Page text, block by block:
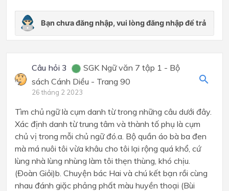
Câu hỏi 3
SGK Ngữ văn 7 tập 1 - Bộ
sách Cánh Diều - Trang 90
26 tháng 2 2023
Tìm chủ ngữ là cụm danh từ trong những câu dưới đây.
Xác định danh từ trung tâm và thành tố phụ là cụm
chủ vị trong mỗi chủ ngữ đó.a. Bộ quần áo bà ba đen
mà má nuôi tôi vừa khâu cho tôi lại rộng quá khổ, cứ
lùng nhà lùng nhùng làm tôi thẹn thùng, khó chịu.
(Đoàn Giỏi)b. Chuyện bác Hai và chú kết bạn rồi cùng
nhau đánh giặc phảng phất màu huyền thoại (Bùi